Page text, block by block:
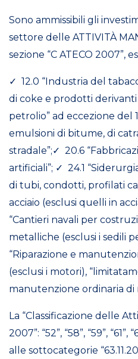
Sono ammissibili gli
settore delle ATTIVITÀ
sezione “C ATECO 2007”,
✓ 12.0 “Industria del
di coke e prodotti
petrolio” ad eccezione del
emulsioni di bitume, di
stradale”;✓ 20.6
artificiali”; ✓ 24.1
di tubi, condotti, profilati
acciaio (esclusi quelli in
“Cantieri navali per
metalliche (esclusi i sedili
“Riparazione e
(esclusi i motori),
manutenzione ordinaria di
La “Classificazione delle
2007”: “52”, “58”, “59”,
alle sottocategorie